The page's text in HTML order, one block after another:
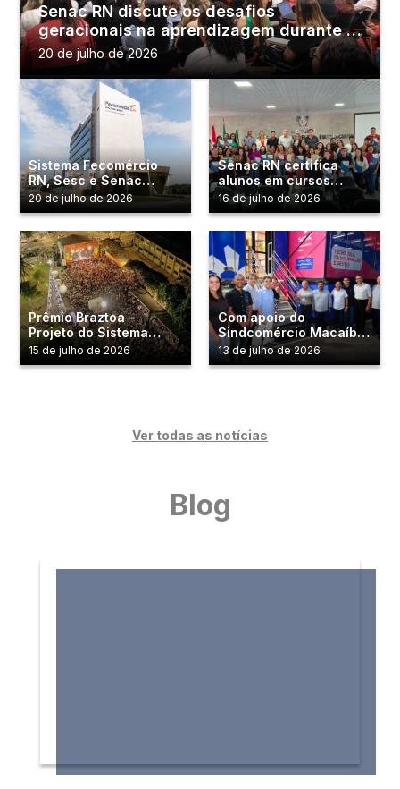
Senac RN discute os desafios
geracionais na aprendizagem durante o
Natal Capital da Educação
20 de julho de 2026
Sistema Fecomércio
RN, Sesc e Senac
conquista certificação
GPTW pelo terceiro ano
20 de julho de 2026
Senac RN certifica
alunos em cursos
profissionalizantes em
São José de Mipibu
16 de julho de 2026
Prêmio Braztoa –
Projeto do Sistema
Fecomércio RN é
semifinalista na maior
15 de julho de 2026
Com apoio do
Sindcomércio Macaíba,
Senac RN instala
Unidade Móvel de TI no
13 de julho de 2026
Ver todas as notícias
Blog